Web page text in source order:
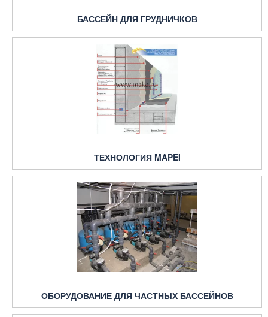
БАССЕЙН ДЛЯ ГРУДНИЧКОВ
ТЕХНОЛОГИЯ MAPEI
ОБОРУДОВАНИЕ ДЛЯ ЧАСТНЫХ БАССЕЙНОВ